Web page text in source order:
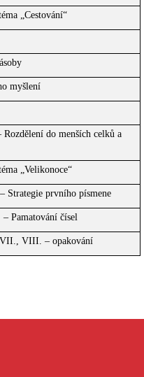
„Cestování“
myšlení
do menších celků a
„Velikonoce“
Strategie prvního písmene
Pamatování čísel
VIII. – opakování